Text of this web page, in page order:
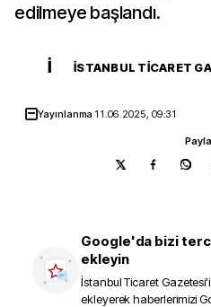
edilmeye başlandı.
İ İSTANBUL TICARET
Yayınlanma 11.06.2025, 09:31
Google'da bizi
ekleyin
İstanbul Ticaret Gazetesi
ekleyerek haberlerimizi